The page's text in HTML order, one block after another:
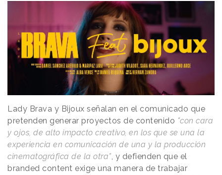
Lady Brava y Bijoux señalan en el comunicado que
pretenden generar proyectos de contenido "con cara
y ojos, de alto impacto creativo, en los que se una la
experiencia en comunicación de una y la producción
cinematográfica de la otra”, y defienden que el
branded content exige una manera de trabajar